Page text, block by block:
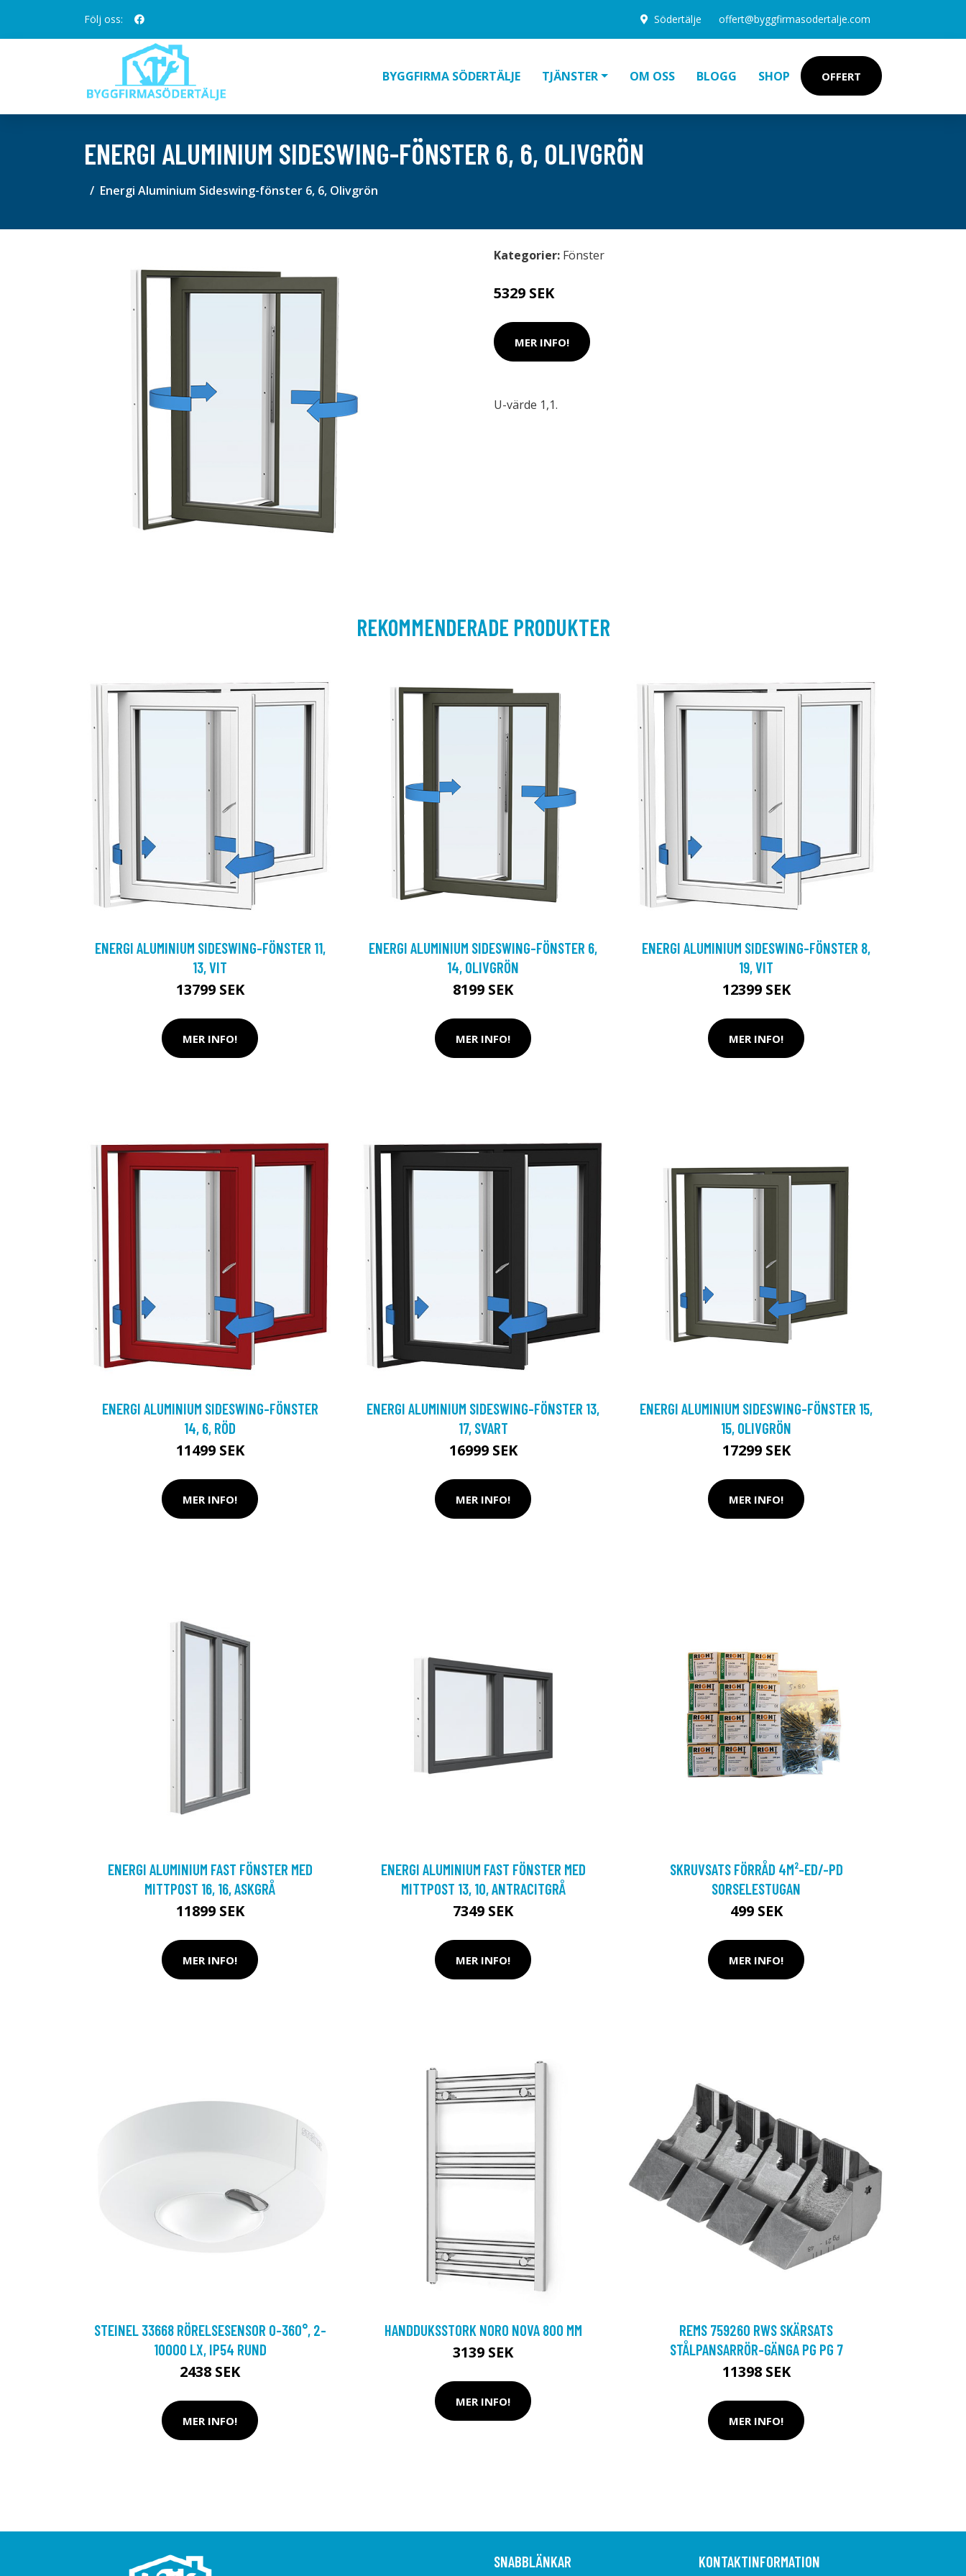
Följ oss: Södertälje offert@byggfirmasodertalje.com
BYGGFIRMA SÖDERTÄLJE TJÄNSTER OM OSS BLOGG SHOP OFFERT
ENERGI ALUMINIUM SIDESWING-FÖNSTER 6, 6, OLIVGRÖN
Energi Aluminium Sideswing-fönster 6, 6, Olivgrön
Kategorier: Fönster
5329 SEK
MER INFO!
U-värde 1,1.
REKOMMENDERADE PRODUKTER
ENERGI ALUMINIUM SIDESWING-FÖNSTER 11,
13, VIT
13799 SEK
MER INFO!
ENERGI ALUMINIUM SIDESWING-FÖNSTER 6,
14, OLIVGRÖN
8199 SEK
MER INFO!
ENERGI ALUMINIUM SIDESWING-FÖNSTER 8,
19, VIT
12399 SEK
MER INFO!
ENERGI ALUMINIUM SIDESWING-FÖNSTER
14, 6, RÖD
11499 SEK
MER INFO!
ENERGI ALUMINIUM SIDESWING-FÖNSTER 13,
17, SVART
16999 SEK
MER INFO!
ENERGI ALUMINIUM SIDESWING-FÖNSTER 15,
15, OLIVGRÖN
17299 SEK
MER INFO!
ENERGI ALUMINIUM FAST FÖNSTER MED
MITTPOST 16, 16, ASKGRÅ
11899 SEK
MER INFO!
ENERGI ALUMINIUM FAST FÖNSTER MED
MITTPOST 13, 10, ANTRACITGRÅ
7349 SEK
MER INFO!
SKRUVSATS FÖRRÅD 4M²-ED/-PD
SORSELESTUGAN
499 SEK
MER INFO!
STEINEL 33668 RÖRELSESENSOR 0-360°, 2-
10000 LX, IP54 RUND
2438 SEK
MER INFO!
HANDDUKSSTORK NORO NOVA 800 MM
3139 SEK
MER INFO!
REMS 759260 RWS SKÄRSATS
STÅLPANSARRÖR-GÄNGA PG PG 7
11398 SEK
MER INFO!
SNABBLÄNKAR KONTAKTINFORMATION